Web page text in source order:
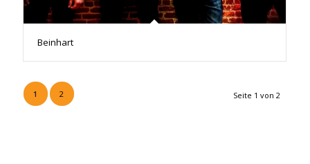
Beinhart
Seite 1 von 2
1 2